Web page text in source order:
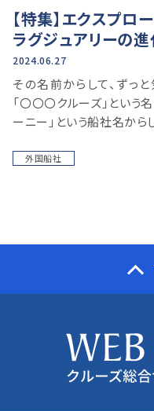
【特集】エクスプロ
ラグジュアリーの
2024.06.27
その名前からして、ずっ
「〇〇〇クルーズ」という
ーニー」という船社名から
外国船社